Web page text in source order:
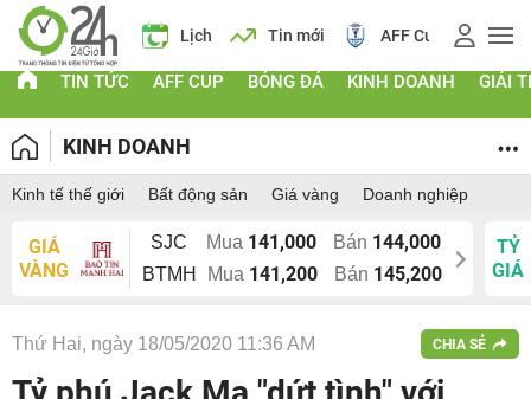
Lịch Tin mới AFF Cup Điểm chuẩn 2026
TIN TỨC AFF CUP BÓNG ĐÁ KINH DOANH GIẢI
KINH DOANH
Kinh tế thế giới Bất động sản Giá vàng Doanh nghiệp
GIÁ
VÀNG
SJC Mua 141,000 Bán 144,000
BTMH Mua 141,200 Bán 145,200
TỶ
GIÁ
Thứ Hai, ngày 18/05/2020 11:36 AM CHIA SẺ